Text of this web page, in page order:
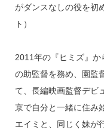
s
がダンスなしの役を初
ト）
2011年の『ヒミズ』
の助監督を務め、園監
て、長編映画監督デビ
京で自分と一緒に住み
エイミと、同じく妹が